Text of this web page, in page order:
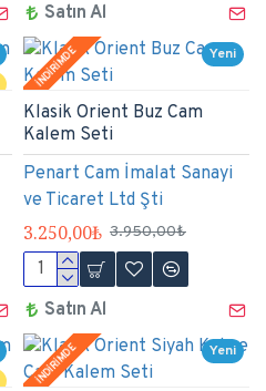
Satın Al
Yeni
İNDİRİMDE
Penart Cam İmalat Sanayi
ve Ticaret Ltd Şti
Klasik Orient Buz Cam
Kalem Seti
3.250,00₺ 3.950,00₺
Satın Al
Yeni
İNDİRİMDE